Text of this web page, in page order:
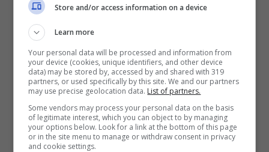
del pilota.
Alexandra e Charles na
inauguração do novo yacht da
família Saint Mleux Leclerc. 🌊🩵
🛳pic.twitter.com/punPM90plS
Store and/or access information on a device
Learn more
Your personal data will be processed and information from
your device (cookies, unique identifiers, and other device
data) may be stored by, accessed by and shared with 319
partners, or used specifically by this site. We and our partners
may use precise geolocation data. List of partners.
Some vendors may process your personal data on the basis
of legitimate interest, which you can object to by managing
your options below. Look for a link at the bottom of this page
or in the site menu to manage or withdraw consent in privacy
and cookie settings.